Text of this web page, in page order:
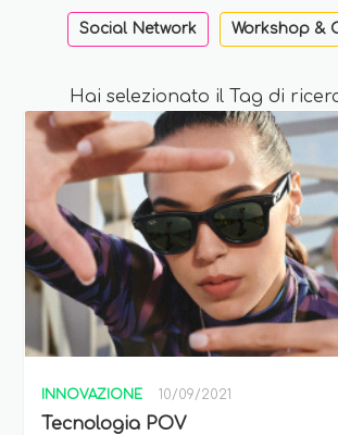
Social Network Workshop &
Hai selezionato il Tag di
INNOVAZIONE 10/09/2021
Tecnologia POV